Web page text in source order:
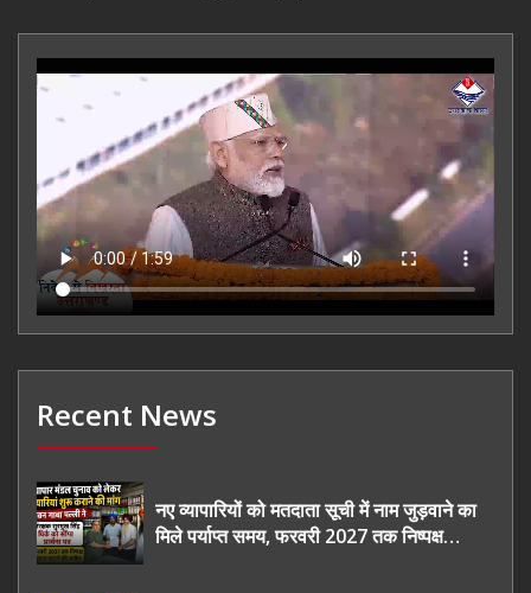
Recent News
नए व्यापारियों को मतदाता सूची में नाम जुड़वाने का
मिले पर्याप्त समय, फरवरी 2027 तक निष्पक्ष